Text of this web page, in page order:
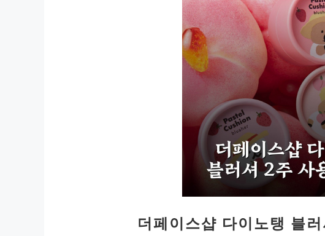
더페이스샵 다이노탱 블